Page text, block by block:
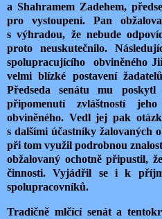
a Shahramem Zadehem,
pro vystoupení. Pan
s výhradou, že nebude
proto neuskutečnilo.
spolupracujícího
obviněného
velmi blízké postavení
Předseda senátu mu
připomenutí zvláštností
obviněného. Vedl jej pak
s dalšími účastníky žalovaných
při tom využil podrobnou
obžalovaný ochotně připustil,
činnosti. Vyjádřil se i k
spolupracovníků.
Tradičně mlčící senát a